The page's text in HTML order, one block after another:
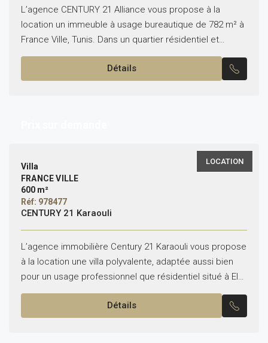
L’agence CENTURY 21 Alliance vous propose à la
location un immeuble à usage bureautique de 782 m² à
France Ville, Tunis. Dans un quartier résidentiel et
stratégique de France Ville, Orienté pour...
Détails
LOCATION
Villa
FRANCE VILLE
600 m²
Réf: 978477
CENTURY 21 Karaouli
L’agence immobilière Century 21 Karaouli vous propose
à la location une villa polyvalente, adaptée aussi bien
pour un usage professionnel que résidentiel situé à El
Omrane, France ville . Superficie bâtie :...
Détails